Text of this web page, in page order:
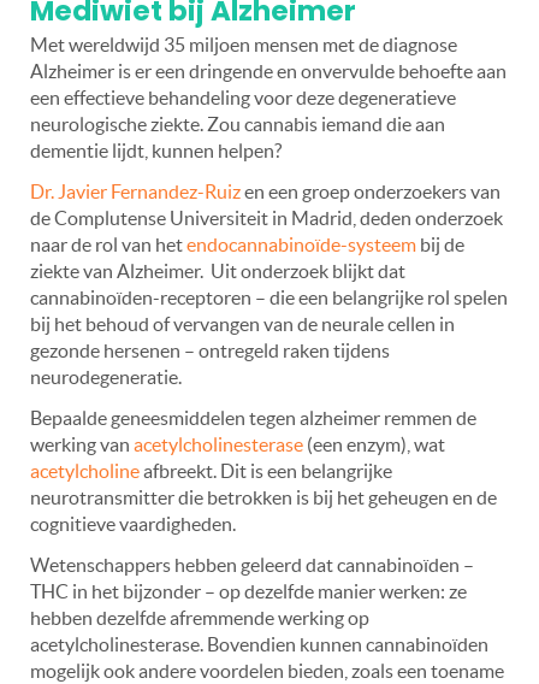
Mediwiet bij Alzheimer
Met wereldwijd 35 miljoen mensen met de diagnose
Alzheimer is er een dringende en onvervulde behoefte aan
een effectieve behandeling voor deze degeneratieve
neurologische ziekte. Zou cannabis iemand die aan
dementie lijdt, kunnen helpen?
Dr. Javier Fernandez-Ruizen een groep onderzoekers van
de Complutense Universiteit in Madrid, deden onderzoek
naar de rol van hetendocannabinoïde-systeem bij de
ziekte van Alzheimer. Uit onderzoek blijkt dat
cannabinoïden-receptoren – die een belangrijke rol spelen
bij het behoud of vervangen van de neurale cellen in
gezonde hersenen – ontregeld raken tijdens
neurodegeneratie.
Bepaalde geneesmiddelen tegen alzheimer remmen de
werking van acetylcholinesterase (een enzym), wat
acetylcholineafbreekt. Dit is een belangrijke
neurotransmitter die betrokken is bij het geheugen en de
cognitieve vaardigheden.
Wetenschappers hebben geleerd dat cannabinoïden –
THC in het bijzonder – op dezelfde manier werken: ze
hebben dezelfde afremmende werking op
acetylcholinesterase. Bovendien kunnen cannabinoïden
mogelijk ook andere voordelen bieden, zoals een toename